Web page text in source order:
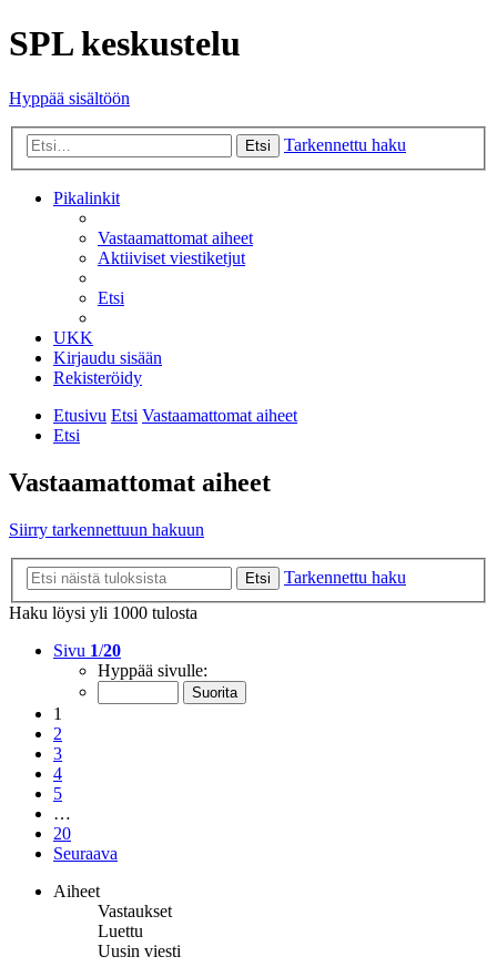
SPL keskustelu
Hyppää sisältöön
Etsi Tarkennettu haku
Pikalinkit
Vastaamattomat aiheet
Aktiiviset viestiketjut
Etsi
UKK
Kirjaudu sisään
Rekisteröidy
Etusivu Etsi Vastaamattomat aiheet
Etsi
Vastaamattomat aiheet
Siirry tarkennettuun hakuun
Etsi
Tarkennettu haku
Haku löysi yli 1000 tulosta
Sivu 1/20
Hyppää sivulle:
1
2
3
4
5
…
20
Seuraava
Aiheet
Vastaukset
Luettu
Uusin viesti